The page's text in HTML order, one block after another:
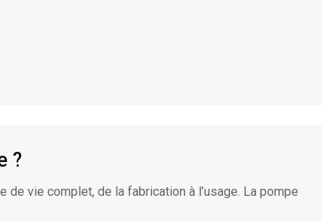
?
vie complet, de la fabrication à l’usage. La pompe